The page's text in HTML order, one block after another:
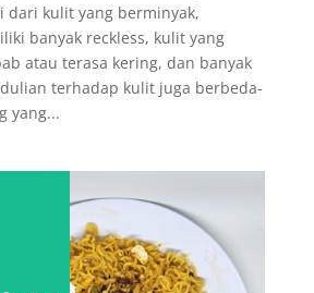
dari kulit yang berminyak,
banyak reckless, kulit yang
atau terasa kering, dan banyak
terhadap kulit juga berbeda-
yang...